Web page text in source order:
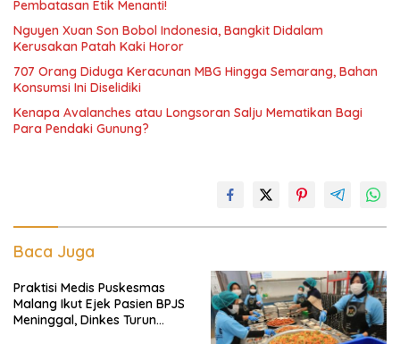
Pembatasan Etik Menanti!
Nguyen Xuan Son Bobol Indonesia, Bangkit Didalam
Kerusakan Patah Kaki Horor
707 Orang Diduga Keracunan MBG Hingga Semarang, Bahan
Konsumsi Ini Diselidiki
Kenapa Avalanches atau Longsoran Salju Mematikan Bagi
Para Pendaki Gunung?
Baca Juga
Praktisi Medis Puskesmas
Malang Ikut Ejek Pasien BPJS
Meninggal, Dinkes Turun